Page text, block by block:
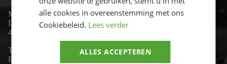
Motor-id
De Lind 17
4841 KC Prinsenbeek
Telefoon:
+31 (0)76 - 54 11 888
Email:
alle cookies in overeenstemming met ons
Cookiebeleid. Lees verder
ALLES ACCEPTEREN